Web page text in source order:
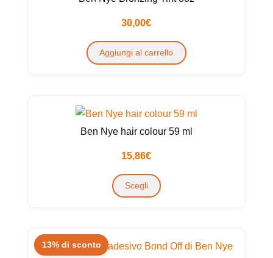
30,00€
Aggiungi al carrello
Ben Nye hair colour 59 ml
15,86€
Scegli
prodotto
13% di sconto